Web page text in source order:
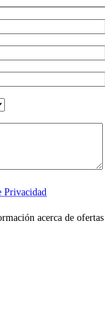
Privacidad
acerca de